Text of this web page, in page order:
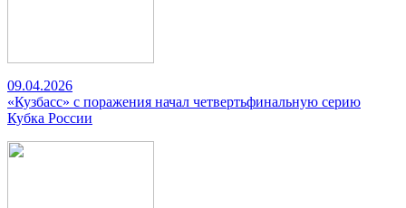
09.04.2026
«Кузбасс» с поражения начал четвертьфинальную серию
Кубка России